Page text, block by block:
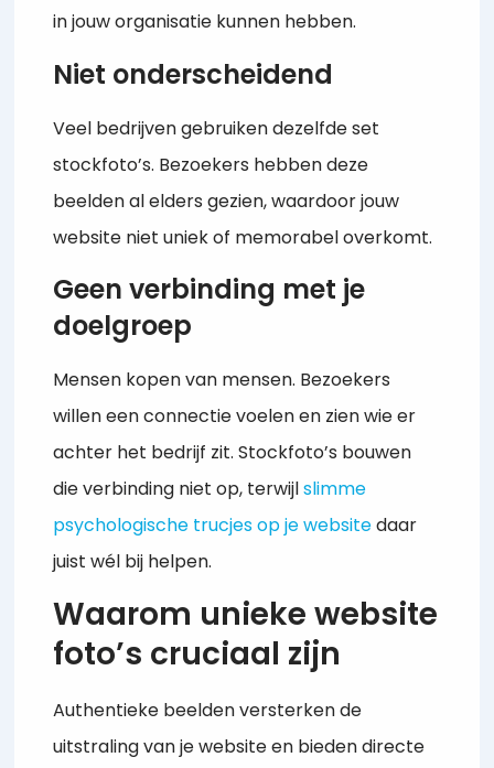
in jouw organisatie kunnen hebben.
Niet onderscheidend
Veel bedrijven gebruiken dezelfde set
stockfoto’s. Bezoekers hebben deze
beelden al elders gezien, waardoor jouw
website niet uniek of memorabel overkomt.
Geen verbinding met je
doelgroep
Mensen kopen van mensen. Bezoekers
willen een connectie voelen en zien wie er
achter het bedrijf zit. Stockfoto’s bouwen
die verbinding niet op, terwijlslimme
psychologische trucjes op je websitedaar
juist wél bij helpen.
Waarom unieke website
foto’s cruciaal zijn
Authentieke beelden versterken de
uitstraling van je website en bieden directe